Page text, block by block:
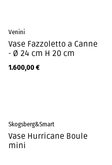
Venini
Vase Fazzoletto a Canne
- Ø 24 cm H 20 cm
1.600,00€
Skogsberg&Smart
Vase Hurricane Boule
mini